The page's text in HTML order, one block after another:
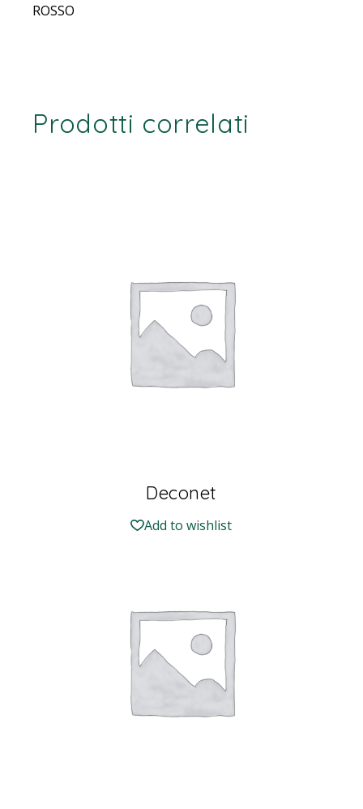
ROSSO
Prodotti correlati
Deconet
Add to wishlist